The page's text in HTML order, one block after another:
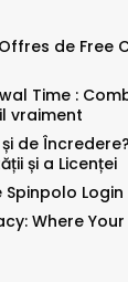
de Free
Time :
vraiment
de
și a Licenței
Login
Where